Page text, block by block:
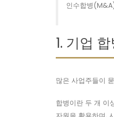
인수합병
1. 기업
많은 사업주들이
합병이란 두 개 이